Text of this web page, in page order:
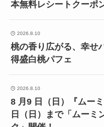
本無料レシートクーポ
2026.8.10
桃の香り広がる、幸せ
得盛白桃パフェ
2026.8.10
8 月9 日（日）『ムー
日（日）まで「ムーミ